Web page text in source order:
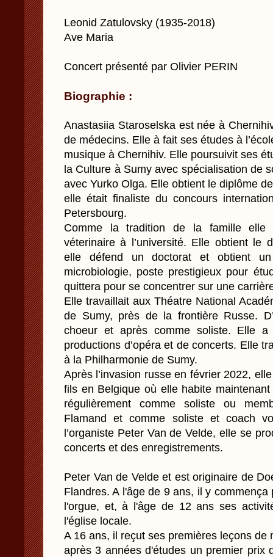
Leonid Zatulovsky (1935-2018)
Ave Maria
Concert présenté par Olivier PERIN
Biographie :
Anastasiia Staroselska est née à
de médecins. Elle à fait ses études à
musique à Chernihiv. Elle poursuivit ses
la Culture à Sumy avec spécialisation de
avec Yurko Olga. Elle obtient le diplôme
elle était finaliste du concours
Petersbourg.
Comme la tradition de la famille
véterinaire à l’université. Elle obtient le
elle défend un doctorat et obtient
microbiologie, poste prestigieux pour
quittera pour se concentrer sur une
Elle travaillait aux Théatre National
de Sumy, près de la frontière Russe.
choeur et après comme soliste. Elle a
productions d’opéra et de concerts. Elle
à la Philharmonie de Sumy.
Après l’invasion russe en février 2022,
fils en Belgique où elle habite
régulièrement comme soliste ou
Flamand et comme soliste et coach
l’organiste Peter Van de Velde, elle se
concerts et des enregistrements.
Peter Van de Velde et est originaire de
Flandres. A l'âge de 9 ans, il y
l'orgue, et, à l'âge de 12 ans ses
l'église locale.
A 16 ans, il reçut ses premières leçons de
après 3 années d'études un premier prix